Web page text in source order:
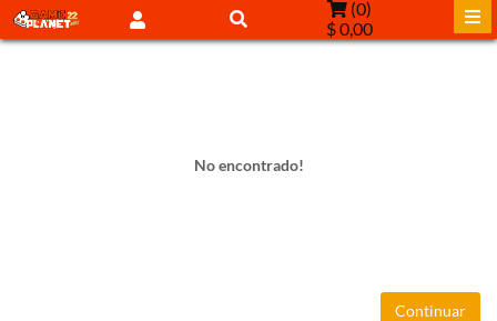
(0)
$ 0,00
No encontrado!
Continuar